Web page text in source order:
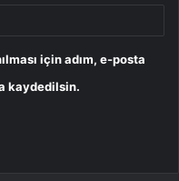
için adım, e-posta
kaydedilsin.